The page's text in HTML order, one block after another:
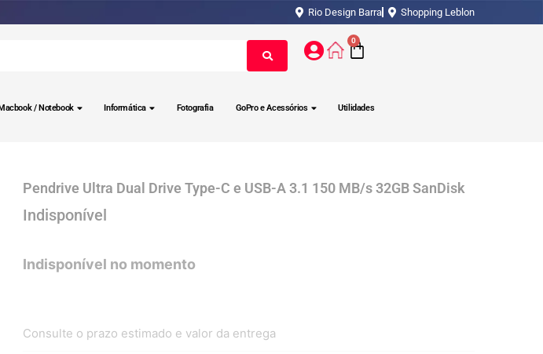
Rio Design Barra Shopping Leblon
0
/ Notebook Informática Fotografia GoPro e Acessórios Utilidades
Pendrive Ultra Dual Drive Type-C e USB-A 3.1 150 MB/s 32GB SanDisk
Consulte o prazo estimado e valor da entrega